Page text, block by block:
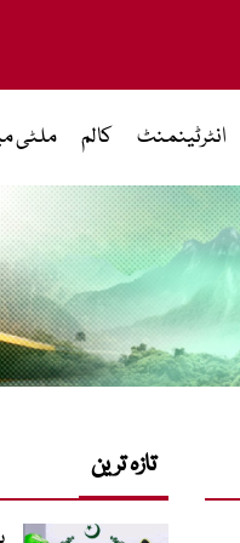
انٹرٹینمنٹ کالم ملٹی
تازہ ترین